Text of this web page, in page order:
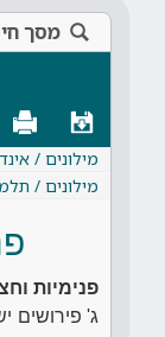
מסך
מילונים /
מילונים /
פנימיות
ג' פירושים